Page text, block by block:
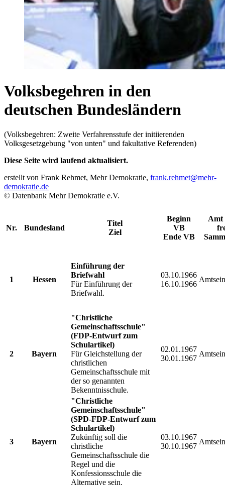
Volksbegehren in den
deutschen Bundesländern
(Volksbegehren: Zweite Verfahrensstufe der initiierenden
Volksgesetzgebung "von unten" und fakultative Referenden)
Diese Seite wird laufend aktualisiert.
erstellt von Frank Rehmet, Mehr Demokratie, frank.rehmet@mehr-
demokratie.de
© Datenbank Mehr Demokratie e.V.
Nr. Bundesland
Titel
Ziel
Beginn
VB
Ende VB
Amt
1 Hessen
Einführung der
Briefwahl
Für Einführung der
Briefwahl.
03.10.1966
16.10.1966
2 Bayern
"Christliche
Gemeinschaftsschule"
(FDP-Entwurf zum
Schulartikel)
Für Gleichstellung der
christlichen
Gemeinschaftsschule mit
der so genannten
Bekenntnisschule.
02.01.1967
30.01.1967
3 Bayern
"Christliche
Gemeinschaftsschule"
(SPD-FDP-Entwurf zum
Schulartikel)
Zukünftig soll die
christliche
Gemeinschaftsschule die
Regel und die
Konfessionsschule die
Alternative sein.
03.10.1967
30.10.1967